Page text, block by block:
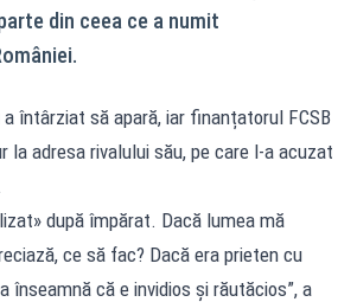
din ceea ce a numit
a întârziat să apară, iar finanțatorul FCSB
la adresa rivalului său, pe care l-a acuzat
după împărat. Dacă lumea mă
ce să fac? Dacă era prieten cu
înseamnă că e invidios și răutăcios”, a